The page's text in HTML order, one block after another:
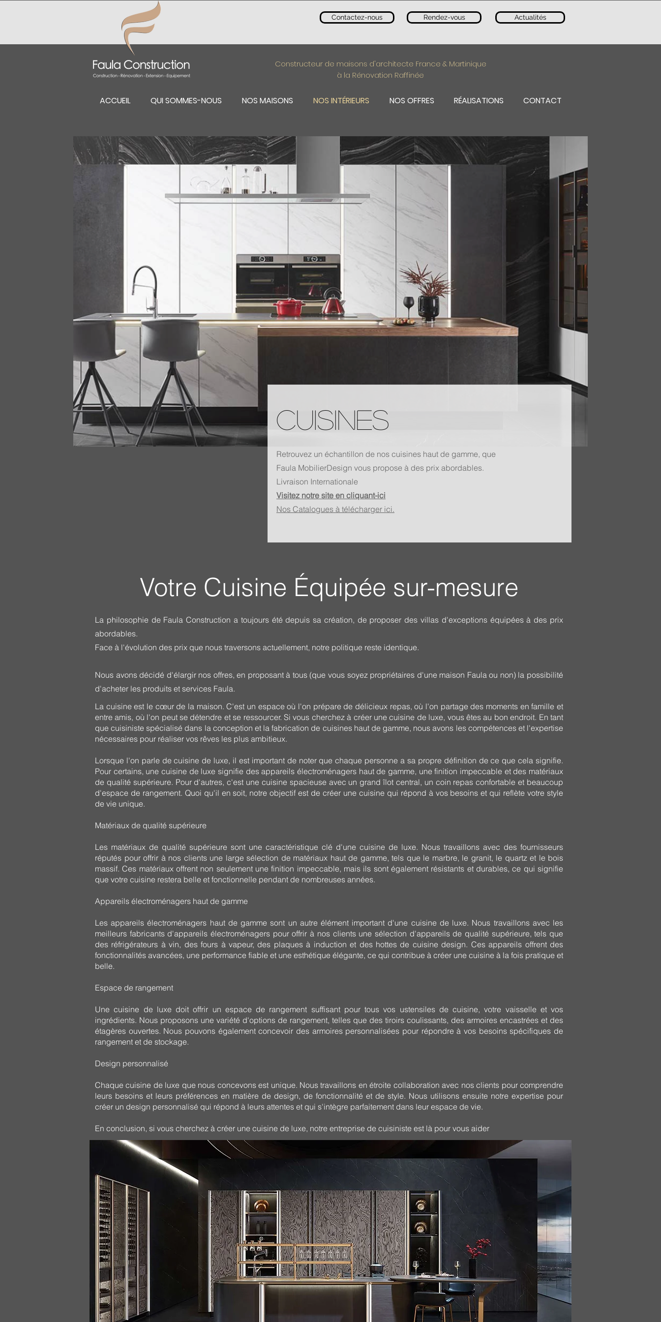
Contactez-nous Rendez-vous Actualités
Constructeur de maisons d'architecte France & Martinique
à la Rénovation Raffinée
ACCUEIL QUI SOMMES-NOUS NOS MAISONS NOS INTÉRIEURS NOS OFFRES RÉALISATIONS CONTACT
CUISINES
Retrouvez un échantillon de nos cuisines haut de gamme, que
Faula MobilierDesign vous propose à des prix abordables.
Livraison Internationale
Visitez notre site en cliquant-ici
Nos Catalogues à télécharger ici.
Votre Cuisine Équipée sur-mesure
La philosophie de Faula Construction a toujours été depuis sa création, de proposer des villas d'exceptions équipées à des prix
abordables.
Face à l'évolution des prix que nous traversons actuellement, notre politique reste identique.
Nous avons décidé d'élargir nos offres, en proposant à tous (que vous soyez propriétaires d'une maison Faula ou non) la possibilité
d'acheter les produits et services Faula.
La cuisine est le cœur de la maison. C'est un espace où l'on prépare de délicieux repas, où l'on partage des moments en famille et
entre amis, où l'on peut se détendre et se ressourcer. Si vous cherchez à créer une cuisine de luxe, vous êtes au bon endroit. En tant
que cuisiniste spécialisé dans la conception et la fabrication de cuisines haut de gamme, nous avons les compétences et l'expertise
nécessaires pour réaliser vos rêves les plus ambitieux.
Lorsque l'on parle de cuisine de luxe, il est important de noter que chaque personne a sa propre définition de ce que cela signifie.
Pour certains, une cuisine de luxe signifie des appareils électroménagers haut de gamme, une finition impeccable et des matériaux
de qualité supérieure. Pour d'autres, c'est une cuisine spacieuse avec un grand îlot central, un coin repas confortable et beaucoup
d'espace de rangement. Quoi qu'il en soit, notre objectif est de créer une cuisine qui répond à vos besoins et qui reflète votre style
de vie unique.
Matériaux de qualité supérieure
Les matériaux de qualité supérieure sont une caractéristique clé d'une cuisine de luxe. Nous travaillons avec des fournisseurs
réputés pour offrir à nos clients une large sélection de matériaux haut de gamme, tels que le marbre, le granit, le quartz et le bois
massif. Ces matériaux offrent non seulement une finition impeccable, mais ils sont également résistants et durables, ce qui signifie
que votre cuisine restera belle et fonctionnelle pendant de nombreuses années.
Appareils électroménagers haut de gamme
Les appareils électroménagers haut de gamme sont un autre élément important d'une cuisine de luxe. Nous travaillons avec les
meilleurs fabricants d'appareils électroménagers pour offrir à nos clients une sélection d'appareils de qualité supérieure, tels que
des réfrigérateurs à vin, des fours à vapeur, des plaques à induction et des hottes de cuisine design. Ces appareils offrent des
fonctionnalités avancées, une performance fiable et une esthétique élégante, ce qui contribue à créer une cuisine à la fois pratique et
belle.
Espace de rangement
Une cuisine de luxe doit offrir un espace de rangement suffisant pour tous vos ustensiles de cuisine, votre vaisselle et vos
ingrédients. Nous proposons une variété d'options de rangement, telles que des tiroirs coulissants, des armoires encastrées et des
étagères ouvertes. Nous pouvons également concevoir des armoires personnalisées pour répondre à vos besoins spécifiques de
rangement et de stockage.
Design personnalisé
Chaque cuisine de luxe que nous concevons est unique. Nous travaillons en étroite collaboration avec nos clients pour comprendre
leurs besoins et leurs préférences en matière de design, de fonctionnalité et de style. Nous utilisons ensuite notre expertise pour
créer un design personnalisé qui répond à leurs attentes et qui s'intègre parfaitement dans leur espace de vie.
En conclusion, si vous cherchez à créer une cuisine de luxe, notre entreprise de cuisiniste est là pour vous aider